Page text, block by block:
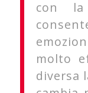
con
molto
diversa